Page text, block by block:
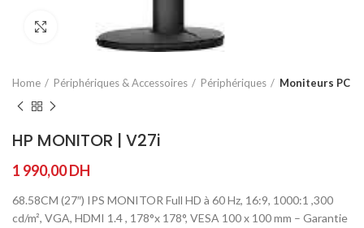
Home Périphériques & Accessoires Périphériques Moniteurs PC
HP MONITOR | V27i
1 990,00DH
68.58CM (27″) IPS MONITOR Full HD à 60 Hz, 16:9, 1000:1 ,300
cd/m², VGA, HDMI 1.4 , 178°x 178°, VESA 100 x 100 mm – Garantie